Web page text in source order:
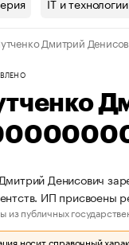
Проверка контрагентов
Дмитрий
Денисович
ИП
из публичных
носит справочный